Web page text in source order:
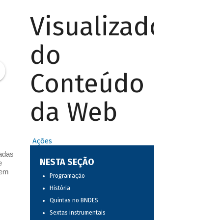
Visualizador
do
Conteúdo
da Web
Ações
NESTA SEÇÃO
Programação
História
Quintas no BNDES
Sextas instrumentais